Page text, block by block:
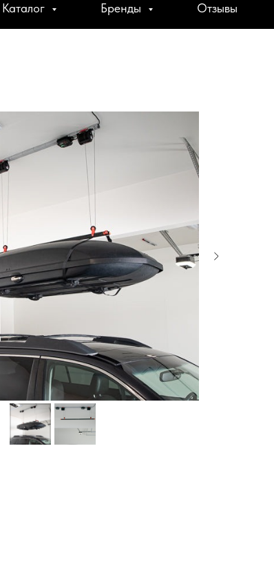
Каталог Бренды Отзывы